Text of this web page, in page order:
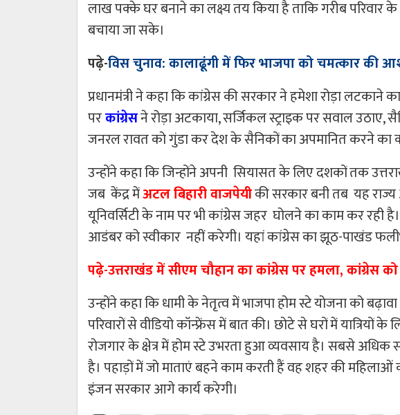
लाख पक्के घर बनाने का लक्ष्य तय किया है ताकि गरीब
बचाया जा सके।
पढ़े-विस चुनाव: कालाढूंगी में फिर भाजपा को चमत्कार की
प्रधानमंत्री ने कहा कि कांग्रेस की सरकार ने हमेशा रोड़ा
परकांग्रेसने रोड़ा अटकाया, सर्जिकल स्ट्राइक पर सवाल उठाए,
जनरल रावत को गुंडा कर देश के सैनिकों का अपमानित करने का
उन्होंने कहा कि जिन्होंने अपनी सियासत के लिए दशकों तक
जब केंद्र मेंअटल बिहारी वाजपेयीकी सरकार बनी तब यह
यूनिवर्सिटी के नाम पर भी कांग्रेस जहर घोलने का काम कर रही
आडंबर को स्वीकार नहीं करेगी। यहां कांग्रेस का झूठ-पाखंड
पढ़े-उत्तराखंड में सीएम चौहान का कांग्रेस पर हमला, कांग्रेस
उन्होंने कहा कि धामी के नेतृत्व में भाजपा होम स्टे योजना को
परिवारों से वीडियो कॉन्फ्रेंस में बात की। छोटे से घरों में यात्रियों
रोजगार के क्षेत्र में होम स्टे उभरता हुआ व्यवसाय है। सबसे अधिक
है। पहाड़ों में जो माताएं बहने काम करती हैं वह शहर की महिलाओं
इंजन सरकार आगे कार्य करेगी।